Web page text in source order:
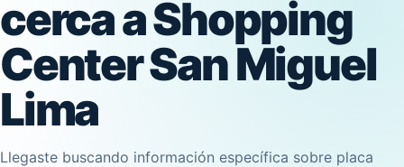
cerca a Shopping
Center San Miguel
Lima
Llegaste buscando información específica sobre placa